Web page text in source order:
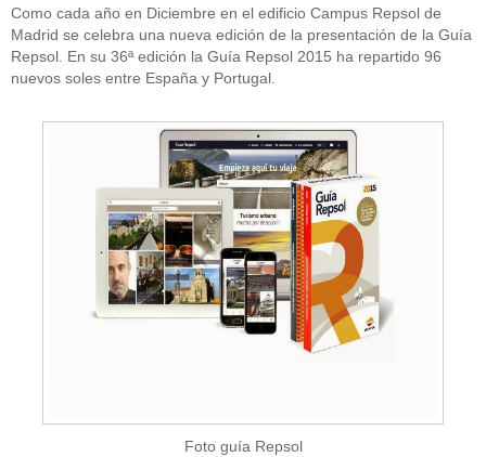
Como cada año en Diciembre en el edificio Campus Repsol de
Madrid se celebra una nueva edición de la presentación de la Guía
Repsol. En su 36ª edición la Guía Repsol 2015 ha repartido 96
nuevos soles entre España y Portugal.
Foto guía Repsol